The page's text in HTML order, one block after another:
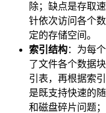
除；缺点是存取
针依次访问各个
定的存储空间。
索引结构：为每
了文件各个数据
引表，再根据索
是既支持快速的
和磁盘碎片问题